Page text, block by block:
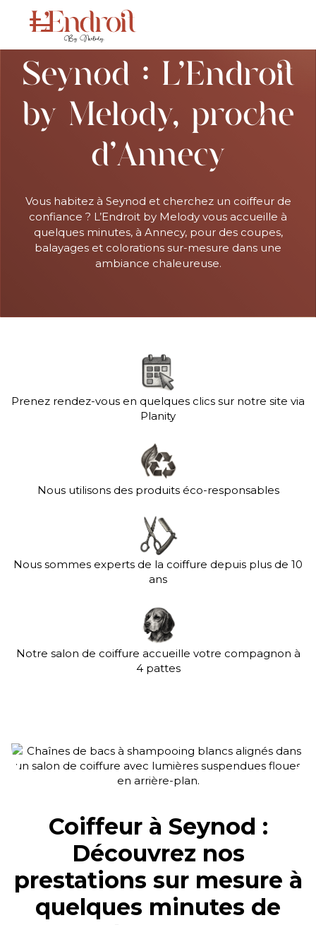
Salon de coiffure à
Seynod : L’Endroit
by Melody, proche
d’Annecy
Vous habitez à Seynod et cherchez un coiffeur de
confiance ? L’Endroit by Melody vous accueille à
quelques minutes, à Annecy, pour des coupes,
balayages et colorations sur-mesure dans une
ambiance chaleureuse.
Prenez rendez-vous en quelques clics sur notre site via
Planity
Nous utilisons des produits éco-responsables
Nous sommes experts de la coiffure depuis plus de 10
ans
Notre salon de coiffure accueille votre compagnon à
4 pattes
Coiffeur à Seynod :
Découvrez nos
prestations sur mesure à
quelques minutes de